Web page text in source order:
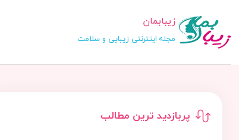
زیبابمان
مجله اینترنتی زیبایی و سلامت
پربازدید ترین مطالب